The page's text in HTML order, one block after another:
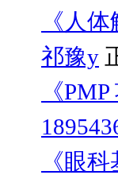
《人体
祁豫y
《
《眼